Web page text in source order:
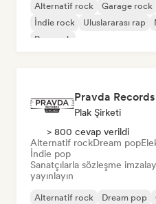
Alternatif rock Garage rock
İndie rock
Uluslararası rap
Pop rock
Pravda Records
Plak Şirketi
> 800 cevap verildi
Alternatif rockDream pop
İndie pop
Sanatçılarla sözleşme
yayınlayın
Alternatif rock Dream pop